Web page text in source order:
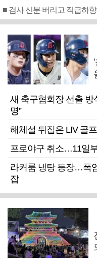
새 축구협회장 선출
명”
해체설 뒤집은 LIV 골
프로야구 취소…11일
라커룸 냉탕 등장…폭
잡